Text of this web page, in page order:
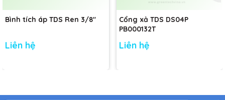
Bình tích áp TDS Ren 3/8"
Liên hệ
Cổng xả TDS DS04P
PB000132T
Liên hệ